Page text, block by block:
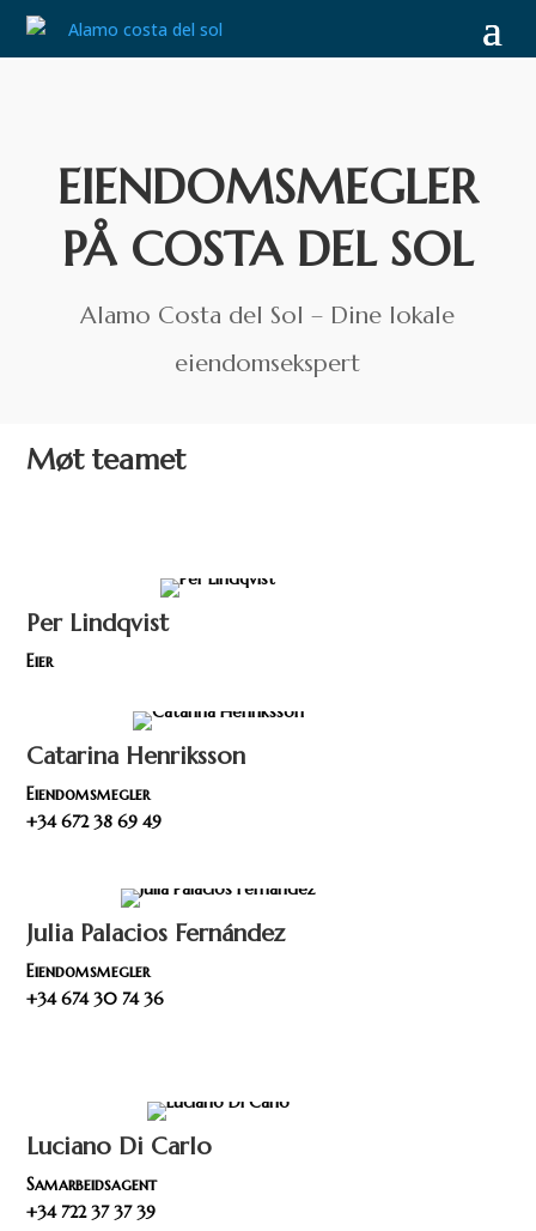
EIENDOMSMEGLER
PÅ COSTA DEL SOL
Alamo Costa del Sol – Dine lokale
eiendomsekspert
Møt teamet
Per Lindqvist
Eier
Catarina Henriksson
Eiendomsmegler
+34 672 38 69 49
Julia Palacios Fernández
Eiendomsmegler
+34 674 30 74 36
Luciano Di Carlo
Samarbeidsagent
+34 722 37 37 39